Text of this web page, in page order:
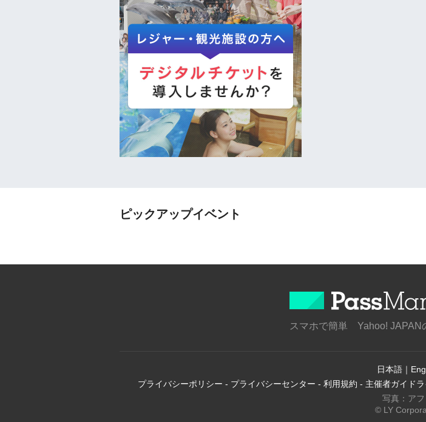
ピックアップイベント
スマホで簡単 Yahoo! JAPAN
日本語 ｜
プライバシーポリシー - プライバシーセンター - 利用規約 - 主催者ガイド
写真：アフ
© LY